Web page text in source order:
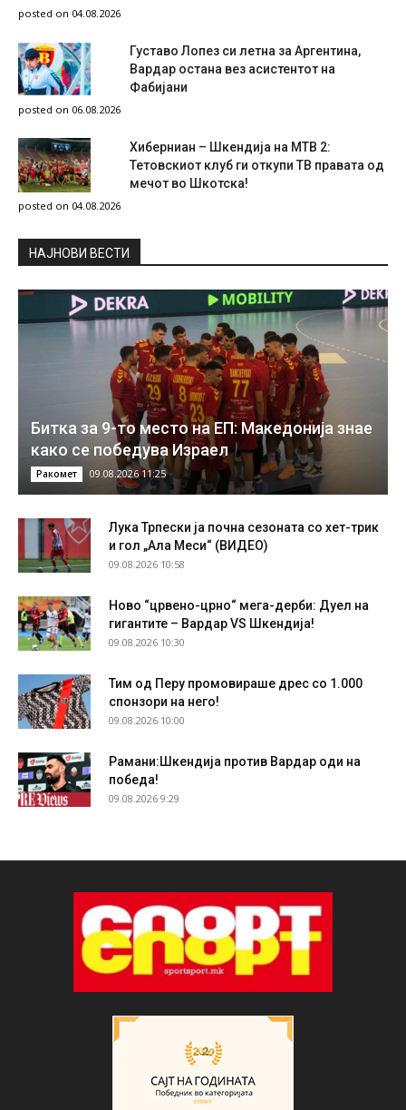
posted on 04.08.2026
Густаво Лопез си летна за Аргентина,
Вардар остана вез асистентот на
Фабијани
posted on 06.08.2026
Хиберниан – Шкендија на МТВ 2:
Тетовскиот клуб ги откупи ТВ правата од
мечот во Шкотска!
posted on 04.08.2026
НAЈНОВИ ВЕСТИ
Битка за 9-то место на ЕП: Македонија знае
како се победува Израел
Ракомет 09.08.2026 11:25
Лука Трпески ја почна сезоната со хет-трик
и гол „Ала Меси“ (ВИДЕО)
09.08.2026 10:58
Ново “црвено-црно“ мега-дерби: Дуел на
гигантите – Вардар VS Шкендија!
09.08.2026 10:30
Тим од Перу промовираше дрес со 1.000
спонзори на него!
09.08.2026 10:00
Рамани:Шкендија против Вардар оди на
победа!
09.08.2026 9:29